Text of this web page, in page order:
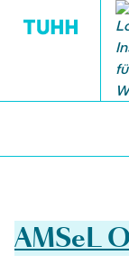
Institutsleitung
CLICCS II A5
AMSeL